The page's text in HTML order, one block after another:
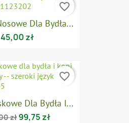
Dla Bydła...
45,00 zł
favorite_border
Dla Bydła I...
zł 99,75 zł
favorite_border